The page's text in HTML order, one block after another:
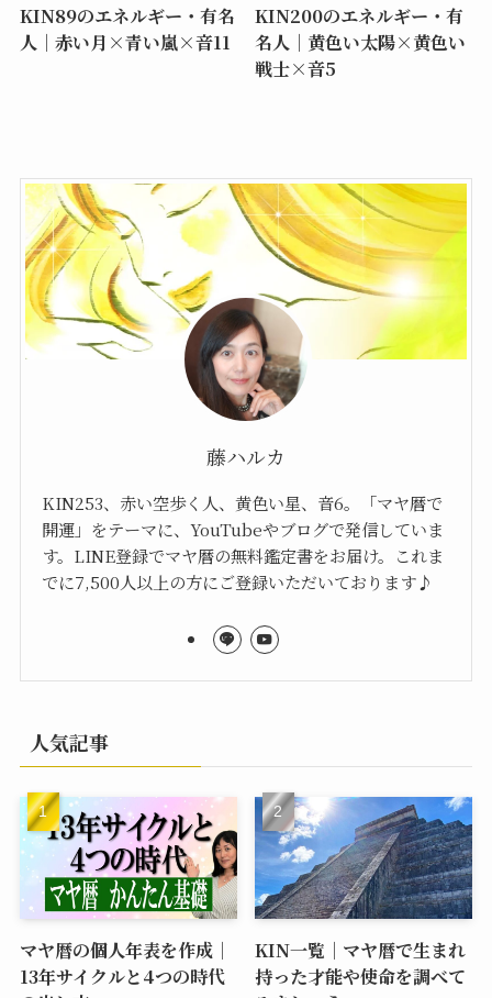
KIN89のエネルギー・有名
人｜赤い月×青い嵐×音11
KIN200のエネルギー・有
名人｜黄色い太陽×黄色い
戦士×音5
藤ハルカ
KIN253、赤い空歩く人、黄色い星、音6。「マヤ暦で
開運」をテーマに、YouTubeやブログで発信していま
す。LINE登録でマヤ暦の無料鑑定書をお届け。これま
でに7,500人以上の方にご登録いただいております♪
人気記事
マヤ暦の個人年表を作成｜
13年サイクルと4つの時代
KIN一覧｜マヤ暦で生まれ
持った才能や使命を調べて